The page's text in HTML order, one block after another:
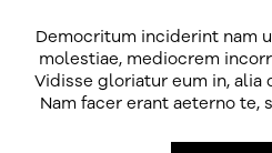
Democritum inciderint nam
molestiae, mediocrem
Vidisse gloriatur eum in,
Nam facer erant aeterno te,